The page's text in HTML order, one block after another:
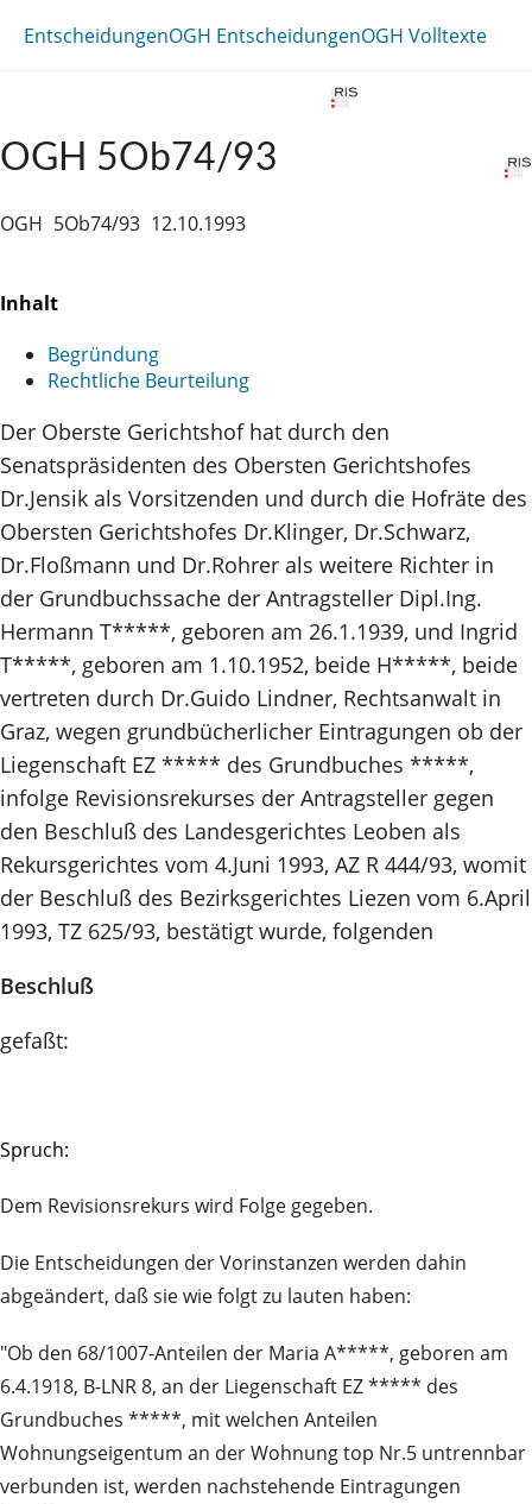
EntscheidungenOGH EntscheidungenOGH Volltexte
OGH 5Ob74/93
OGH 5Ob74/93 12.10.1993
Inhalt
Begründung
Rechtliche Beurteilung
Der Oberste Gerichtshof hat durch den
Senatspräsidenten des Obersten Gerichtshofes
Dr.Jensik als Vorsitzenden und durch die Hofräte des
Obersten Gerichtshofes Dr.Klinger, Dr.Schwarz,
Dr.Floßmann und Dr.Rohrer als weitere Richter in
der Grundbuchssache der Antragsteller Dipl.Ing.
Hermann T*****, geboren am 26.1.1939, und Ingrid
T*****, geboren am 1.10.1952, beide H*****, beide
vertreten durch Dr.Guido Lindner, Rechtsanwalt in
Graz, wegen grundbücherlicher Eintragungen ob der
Liegenschaft EZ ***** des Grundbuches *****,
infolge Revisionsrekurses der Antragsteller gegen
den Beschluß des Landesgerichtes Leoben als
Rekursgerichtes vom 4.Juni 1993, AZ R 444/93, womit
der Beschluß des Bezirksgerichtes Liezen vom 6.April
1993, TZ 625/93, bestätigt wurde, folgenden
Beschluß
gefaßt:
Spruch:
Dem Revisionsrekurs wird Folge gegeben.
Die Entscheidungen der Vorinstanzen werden dahin
abgeändert, daß sie wie folgt zu lauten haben:
"Ob den 68/1007-Anteilen der Maria A*****, geboren am
6.4.1918, B-LNR 8, an der Liegenschaft EZ ***** des
Grundbuches *****, mit welchen Anteilen
Wohnungseigentum an der Wohnung top Nr.5 untrennbar
verbunden ist, werden nachstehende Eintragungen